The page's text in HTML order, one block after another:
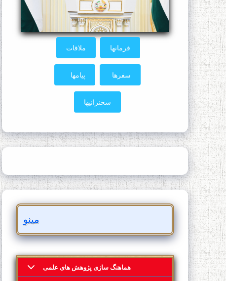
ملاقات فرمانها
پیامها سفرها
سخنرانیها
مینو
هماهنگ سازی پژوهش های علمی